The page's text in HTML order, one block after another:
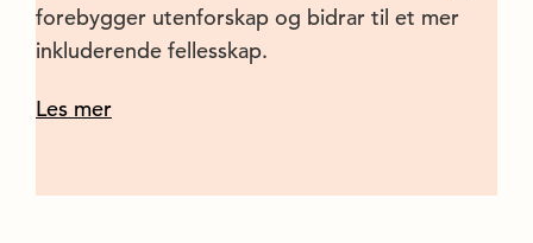
forebygger utenforskap og bidrar til et mer
inkluderende fellesskap.
Les mer